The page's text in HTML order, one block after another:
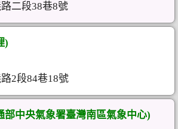
二段38巷8號
)
2段84巷18號
部中央氣象署臺灣南區氣象中心)